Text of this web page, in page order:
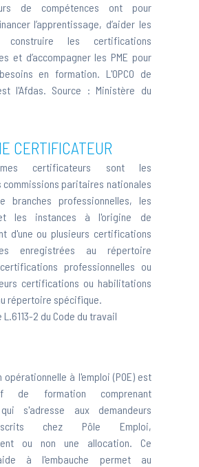
de compétences ont pour
l’apprentissage, d’aider les
les certifications
et d’accompagner les PME pour
en formation. L'OPCO de
l'Afdas. Source :Ministère du
CERTIFICATEUR
certificateurs sont les
commissions paritaires nationales
branches professionnelles, les
les instances à l'origine de
d'une ou plusieurs certifications
enregistrées au répertoire
professionnelles ou
certifications ou habilitations
répertoire spécifique.
2 du Code du travail
à l'emploi (POE) est
de formation comprenant
s'adresse aux demandeurs
chez Pôle Emploi,
ou non une allocation. Ce
à l'embauche permet au